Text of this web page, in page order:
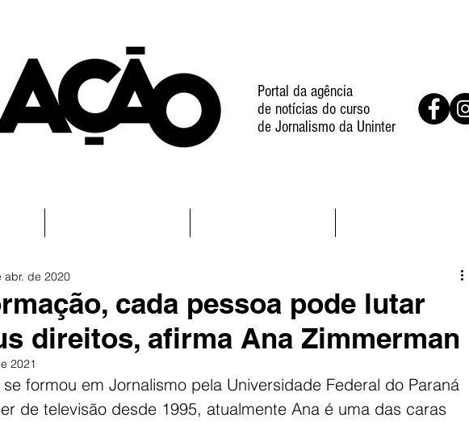
Portal da agência
de notícias do curso
de Jornalismo da Uninter
cada pessoa pode lutar
direitos, afirma Ana Zimmerman
abr. de 2020
2021
formou em Jornalismo pela Universidade Federal do Paraná
de televisão desde 1995, atualmente Ana é uma das caras